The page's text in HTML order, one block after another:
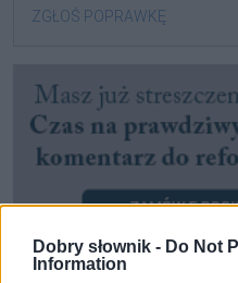
Dobry słownik - Do Not
Information
ZGŁOŚ POPRAWKĘ